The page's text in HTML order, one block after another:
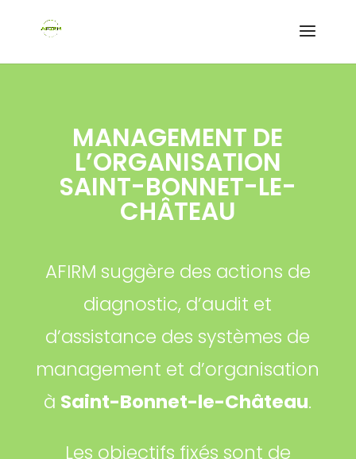
MANAGEMENT DE
L’ORGANISATION
SAINT-BONNET-LE-
CHÂTEAU
AFIRM suggère des actions de
diagnostic, d’audit et
d’assistance des systèmes de
management et d’organisation
à Saint-Bonnet-le-Château.
Les objectifs fixés sont de